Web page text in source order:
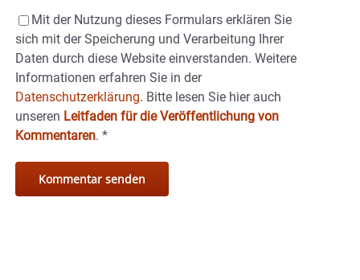
Mit der Nutzung dieses Formulars erklären Sie
sich mit der Speicherung und Verarbeitung Ihrer
Daten durch diese Website einverstanden. Weitere
Informationen erfahren Sie in der
Datenschutzerklärung. Bitte lesen Sie hier auch
unseren Leitfaden für die Veröffentlichung von
Kommentaren. *